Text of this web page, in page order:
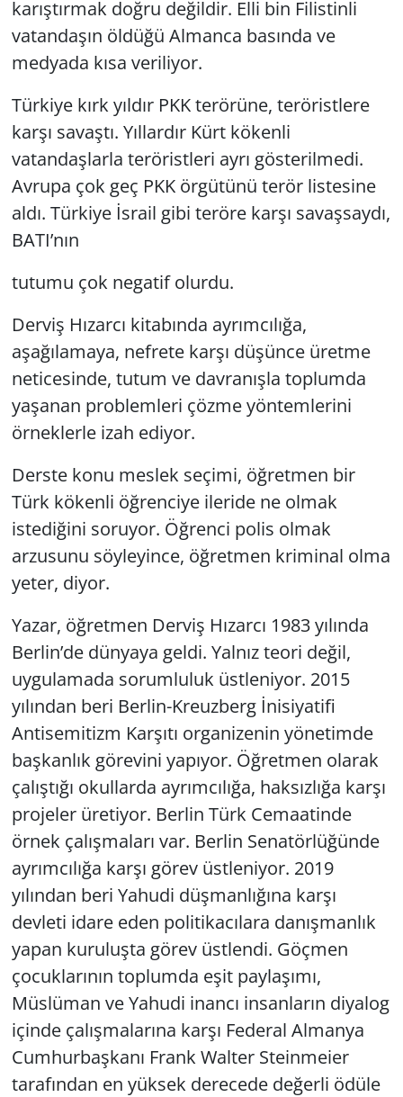
karıştırmak doğru değildir. Elli bin Filistinli
vatandaşın öldüğü Almanca basında ve
medyada kısa veriliyor.
Türkiye kırk yıldır PKK terörüne, teröristlere
karşı savaştı. Yıllardır Kürt kökenli
vatandaşlarla teröristleri ayrı gösterilmedi.
Avrupa çok geç PKK örgütünü terör listesine
aldı. Türkiye İsrail gibi teröre karşı savaşsaydı,
BATI’nın
tutumu çok negatif olurdu.
Derviş Hızarcı kitabında ayrımcılığa,
aşağılamaya, nefrete karşı düşünce üretme
neticesinde, tutum ve davranışla toplumda
yaşanan problemleri çözme yöntemlerini
örneklerle izah ediyor.
Derste konu meslek seçimi, öğretmen bir
Türk kökenli öğrenciye ileride ne olmak
istediğini soruyor. Öğrenci polis olmak
arzusunu söyleyince, öğretmen kriminal olma
yeter, diyor.
Yazar, öğretmen Derviş Hızarcı 1983 yılında
Berlin’de dünyaya geldi. Yalnız teori değil,
uygulamada sorumluluk üstleniyor. 2015
yılından beri Berlin-Kreuzberg İnisiyatifi
Antisemitizm Karşıtı organizenin yönetimde
başkanlık görevini yapıyor. Öğretmen olarak
çalıştığı okullarda ayrımcılığa, haksızlığa karşı
projeler üretiyor. Berlin Türk Cemaatinde
örnek çalışmaları var. Berlin Senatörlüğünde
ayrımcılığa karşı görev üstleniyor. 2019
yılından beri Yahudi düşmanlığına karşı
devleti idare eden politikacılara danışmanlık
yapan kuruluşta görev üstlendi. Göçmen
çocuklarının toplumda eşit paylaşımı,
Müslüman ve Yahudi inancı insanların diyalog
içinde çalışmalarına karşı Federal Almanya
Cumhurbaşkanı Frank Walter Steinmeier
tarafından en yüksek derecede değerli ödüle